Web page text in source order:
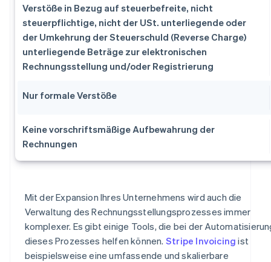
Verstöße in Bezug auf steuerbefreite, nicht
steuerpflichtige, nicht der USt. unterliegende oder
der Umkehrung der Steuerschuld (Reverse Charge)
unterliegende Beträge zur elektronischen
Rechnungsstellung und/oder Registrierung
Nur formale Verstöße
Keine vorschriftsmäßige Aufbewahrung der
Rechnungen
Mit der Expansion Ihres Unternehmens wird auch die
Verwaltung des Rechnungsstellungsprozesses immer
komplexer. Es gibt einige Tools, die bei der
dieses Prozesses helfen können. Stripe Invoicing ist
beispielsweise eine umfassende und skalierbare